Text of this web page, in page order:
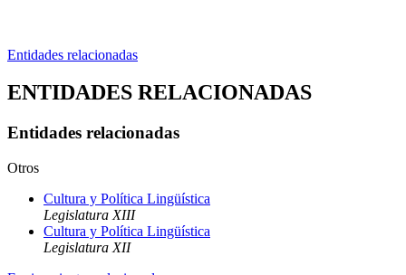
Entidades relacionadas
ENTIDADES RELACIONADAS
Entidades relacionadas
Otros
Cultura y Política Lingüística
Legislatura XIII
Cultura y Política Lingüística
Legislatura XII